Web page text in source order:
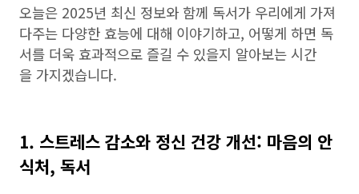
오늘은 2025년 최신 정보와 함께 독서가 우리에게 가져
다주는 다양한 효능에 대해 이야기하고, 어떻게 하면 독
서를 더욱 효과적으로 즐길 수 있을지 알아보는 시간
을 가지겠습니다.
1. 스트레스 감소와 정신 건강 개선: 마음의 안
식처, 독서